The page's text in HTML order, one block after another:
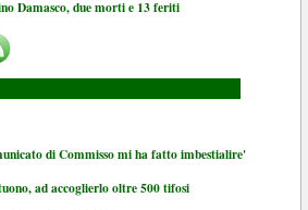
Damasco, due morti e 13 feriti
di Commisso mi ha fatto imbestialire'
ad accoglierlo oltre 500 tifosi